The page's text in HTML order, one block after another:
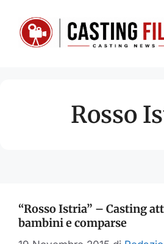
contenuto
Rosso
“Rosso Istria” – Casting
bambini e comparse